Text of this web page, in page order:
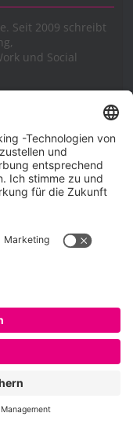
Seit 2009 schreibt
und Social